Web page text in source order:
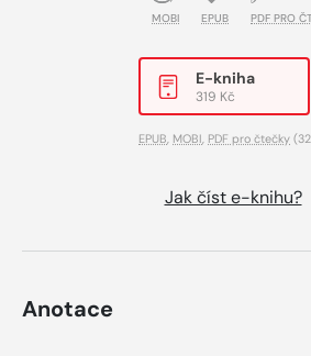
MOBI EPUB PDF PRO
E-kniha
319 Kč
EPUB, MOBI, PDF pro čtečky
Jak číst e-knihu?
Anotace